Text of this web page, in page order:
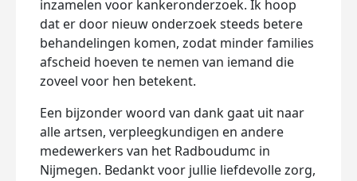
inzamelen voor kankeronderzoek. Ik hoop
dat er door nieuw onderzoek steeds betere
behandelingen komen, zodat minder families
afscheid hoeven te nemen van iemand die
zoveel voor hen betekent.
Een bijzonder woord van dank gaat uit naar
alle artsen, verpleegkundigen en andere
medewerkers van het Radboudumc in
Nijmegen. Bedankt voor jullie liefdevolle zorg,